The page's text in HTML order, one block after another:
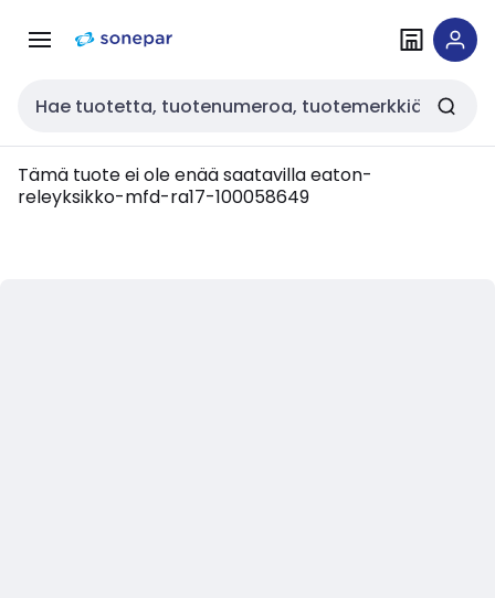
navigointiinsisältöön
Haku
Tämä tuote ei ole enää saatavillaeaton-
releyksikko-mfd-ra17-100058649